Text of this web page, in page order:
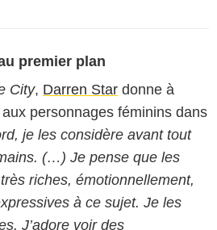
premier plan
City, Darren Star donne à
personnages féminins dans
je les considère avant tout
(…) Je pense que les
riches, émotionnellement,
à ce sujet. Je les
J’adore voir des